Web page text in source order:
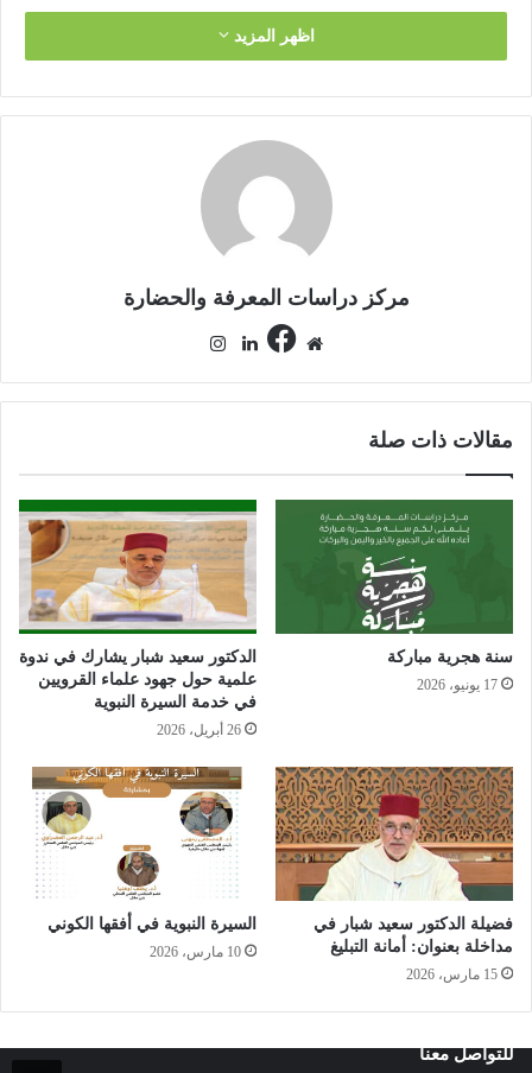
اظهر المزيد
مركز دراسات المعرفة والحضارة
موق
الوي
في
بو
لينك
ام
مقالات ذات صلة
سنة هجرية مباركة
17 يونيو، 2026
الدكتور سعيد شبار يشارك في ندوة
علمية حول جهود علماء القرويين
في خدمة السيرة النبوية
26 أبريل، 2026
فضيلة الدكتور سعيد شبار في
مداخلة بعنوان: أمانة التبليغ
15 مارس، 2026
السيرة النبوية في أفقها الكوني
10 مارس، 2026
للتواصل معنا